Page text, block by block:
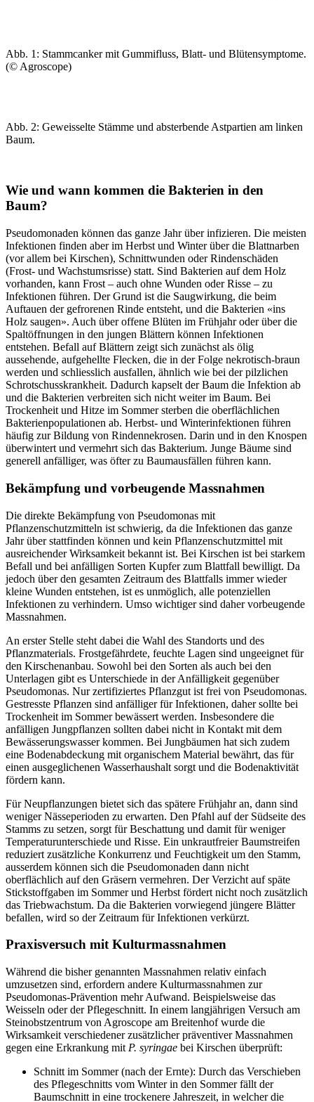
Abb. 1: Stammcanker mit Gummifluss, Blatt- und Blütensymptome.
(© Agroscope)
Abb. 2: Geweisselte Stämme und absterbende Astpartien am linken
Baum.
Wie und wann kommen die Bakterien in den
Baum?
Pseudomonaden können das ganze Jahr über infizieren. Die meisten
Infektionen finden aber im Herbst und Winter über die Blattnarben
(vor allem bei Kirschen), Schnittwunden oder Rindenschäden
(Frost- und Wachstumsrisse) statt. Sind Bakterien auf dem Holz
vorhanden, kann Frost – auch ohne Wunden oder Risse – zu
Infektionen führen. Der Grund ist die Saugwirkung, die beim
Auftauen der gefrorenen Rinde entsteht, und die Bakterien «ins
Holz saugen». Auch über offene Blüten im Frühjahr oder über die
Spaltöffnungen in den jungen Blättern können Infektionen
entstehen. Befall auf Blättern zeigt sich zunächst als ölig
aussehende, aufgehellte Flecken, die in der Folge nekrotisch-braun
werden und schliesslich ausfallen, ähnlich wie bei der pilzlichen
Schrotschusskrankheit. Dadurch kapselt der Baum die Infektion ab
und die Bakterien verbreiten sich nicht weiter im Baum. Bei
Trockenheit und Hitze im Sommer sterben die oberflächlichen
Bakterienpopulationen ab. Herbst- und Winterinfektionen führen
häufig zur Bildung von Rindennekrosen. Darin und in den Knospen
überwintert und vermehrt sich das Bakterium. Junge Bäume sind
generell anfälliger, was öfter zu Baumausfällen führen kann.
Bekämpfung und vorbeugende Massnahmen
Die direkte Bekämpfung von Pseudomonas mit
Pflanzenschutzmitteln ist schwierig, da die Infektionen das ganze
Jahr über stattfinden können und kein Pflanzenschutzmittel mit
ausreichender Wirksamkeit bekannt ist. Bei Kirschen ist bei starkem
Befall und bei anfälligen Sorten Kupfer zum Blattfall bewilligt. Da
jedoch über den gesamten Zeitraum des Blattfalls immer wieder
kleine Wunden entstehen, ist es unmöglich, alle potenziellen
Infektionen zu verhindern. Umso wichtiger sind daher vorbeugende
Massnahmen.
An erster Stelle steht dabei die Wahl des Standorts und des
Pflanzmaterials. Frostgefährdete, feuchte Lagen sind ungeeignet für
den Kirschenanbau. Sowohl bei den Sorten als auch bei den
Unterlagen gibt es Unterschiede in der Anfälligkeit gegenüber
Pseudomonas. Nur zertifiziertes Pflanzgut ist frei von Pseudomonas.
Gestresste Pflanzen sind anfälliger für Infektionen, daher sollte bei
Trockenheit im Sommer bewässert werden. Insbesondere die
anfälligen Jungpflanzen sollten dabei nicht in Kontakt mit dem
Bewässerungswasser kommen. Bei Jungbäumen hat sich zudem
eine Bodenabdeckung mit organischem Material bewährt, das für
einen ausgeglichenen Wasserhaushalt sorgt und die Bodenaktivität
fördern kann.
Für Neupflanzungen bietet sich das spätere Frühjahr an, dann sind
weniger Nässeperioden zu erwarten. Den Pfahl auf der Südseite des
Stamms zu setzen, sorgt für Beschattung und damit für weniger
Temperaturunterschiede und Risse. Ein unkrautfreier Baumstreifen
reduziert zusätzliche Konkurrenz und Feuchtigkeit um den Stamm,
ausserdem können sich die Pseudomonaden dann nicht
oberflächlich auf den Gräsern vermehren. Der Verzicht auf späte
Stickstoffgaben im Sommer und Herbst fördert nicht noch zusätzlich
das Triebwachstum. Da die Bakterien vorwiegend jüngere Blätter
befallen, wird so der Zeitraum für Infektionen verkürzt.
Praxisversuch mit Kulturmassnahmen
Während die bisher genannten Massnahmen relativ einfach
umzusetzen sind, erfordern andere Kulturmassnahmen zur
Pseudomonas-Prävention mehr Aufwand. Beispielsweise das
Weisseln oder der Pflegeschnitt. In einem langjährigen Versuch am
Steinobstzentrum von Agroscope am Breitenhof wurde die
Wirksamkeit verschiedener zusätzlicher präventiver Massnahmen
gegen eine Erkrankung mit P. syringae bei Kirschen überprüft:
Schnitt im Sommer (nach der Ernte): Durch das Verschieben
des Pflegeschnitts vom Winter in den Sommer fällt der
Baumschnitt in eine trockenere Jahreszeit, in welcher die